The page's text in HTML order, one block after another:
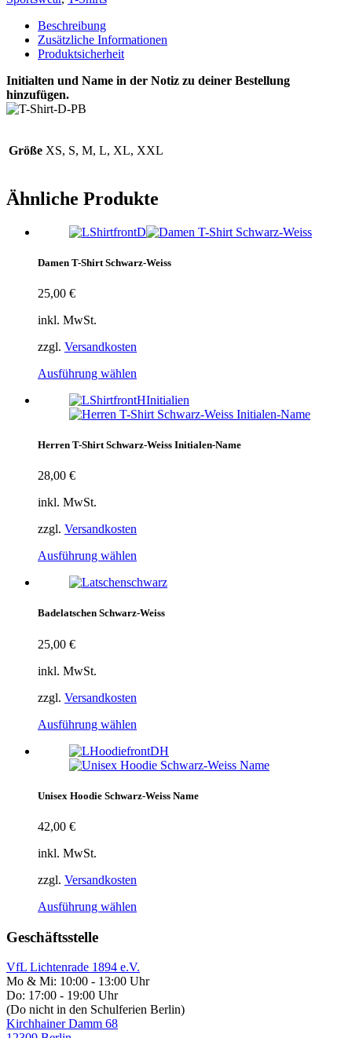
Initialen-
Name
Menge
Beschreibung
Zusätzliche Informationen
Produktsicherheit
Initialten und Name in der Notiz zu deiner Bestellung
hinzufügen.
Größe XS, S, M, L, XL, XXL
Ähnliche Produkte
Damen T-Shirt Schwarz-Weiss
25,00 €
inkl. MwSt.
zzgl. Versandkosten
Ausführung wählen
Herren T-Shirt Schwarz-Weiss Initialen-Name
28,00 €
inkl. MwSt.
zzgl. Versandkosten
Ausführung wählen
Badelatschen Schwarz-Weiss
25,00 €
inkl. MwSt.
zzgl. Versandkosten
Ausführung wählen
Unisex Hoodie Schwarz-Weiss Name
42,00 €
inkl. MwSt.
zzgl. Versandkosten
Ausführung wählen
Geschäftsstelle
VfL Lichtenrade 1894 e.V.
Mo & Mi: 10:00 - 13:00 Uhr
Do: 17:00 - 19:00 Uhr
(Do nicht in den Schulferien Berlin)
Kirchhainer Damm 68